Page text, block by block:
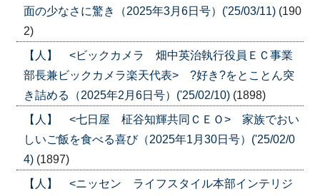
面の少なさに驚き（2025年3月6日号）('25/03/11) (190
2)
【人】 <ビックカメラ 畑中英治執行役員ＥＣ事業
部長兼ビックカメラ楽天代表> ?好き?をとことん突
き詰める（2025年2月6日号）('25/02/10) (1898)
【人】 <七日屋 柾谷知輝共同ＣＥＯ> 家族でおい
しいご飯を食べる喜び（2025年1月30日号）('25/02/0
4) (1897)
【人】 <ニッセン ライフスタイル本部インテリジ